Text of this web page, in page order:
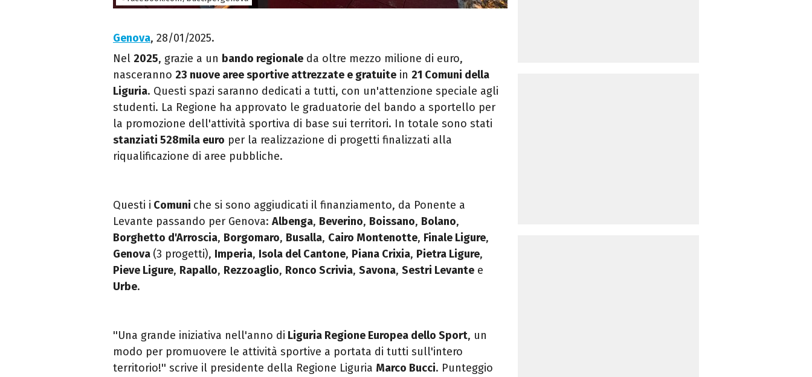
Genova, 28/01/2025.
Nel 2025, grazie a un bando regionale da oltre mezzo milione di euro,
nasceranno 23 nuove aree sportive attrezzate e gratuite in 21 Comuni della
Liguria. Questi spazi saranno dedicati a tutti, con un'attenzione speciale agli
studenti. La Regione ha approvato le graduatorie del bando a sportello per
la promozione dell'attività sportiva di base sui territori. In totale sono stati
stanziati 528mila euro per la realizzazione di progetti finalizzati alla
riqualificazione di aree pubbliche.
Questi i Comuni che si sono aggiudicati il finanziamento, da Ponente a
Levante passando per Genova: Albenga, Beverino, Boissano, Bolano,
Borghetto d'Arroscia, Borgomaro, Busalla, Cairo Montenotte, Finale Ligure,
Genova (3 progetti), Imperia, Isola del Cantone, Piana Crixia, Pietra Ligure,
Pieve Ligure, Rapallo, Rezzoaglio, Ronco Scrivia, Savona, Sestri Levante e
Urbe.
''Una grande iniziativa nell'anno di Liguria Regione Europea dello Sport, un
modo per promuovere le attività sportive a portata di tutti sull'intero
territorio!'' scrive il presidente della Regione Liguria Marco Bucci. Punteggio